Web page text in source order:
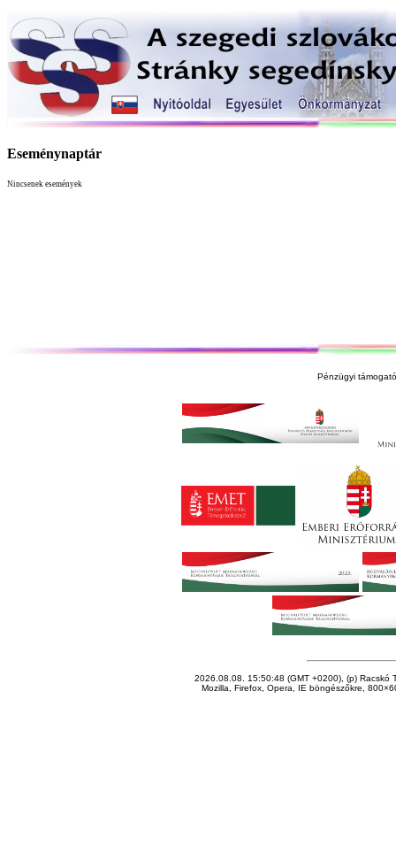
Eseménynaptár
Nincsenek események
Pénzügyi
2026.08.08. 15:50:48 (GMT +0200), (p) Racskó
Mozilla, Firefox, Opera, IE böngészőkre,